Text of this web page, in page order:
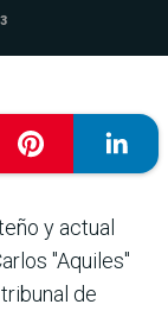
y actual
"Aquiles"
de